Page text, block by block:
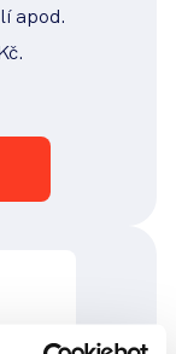
apod.